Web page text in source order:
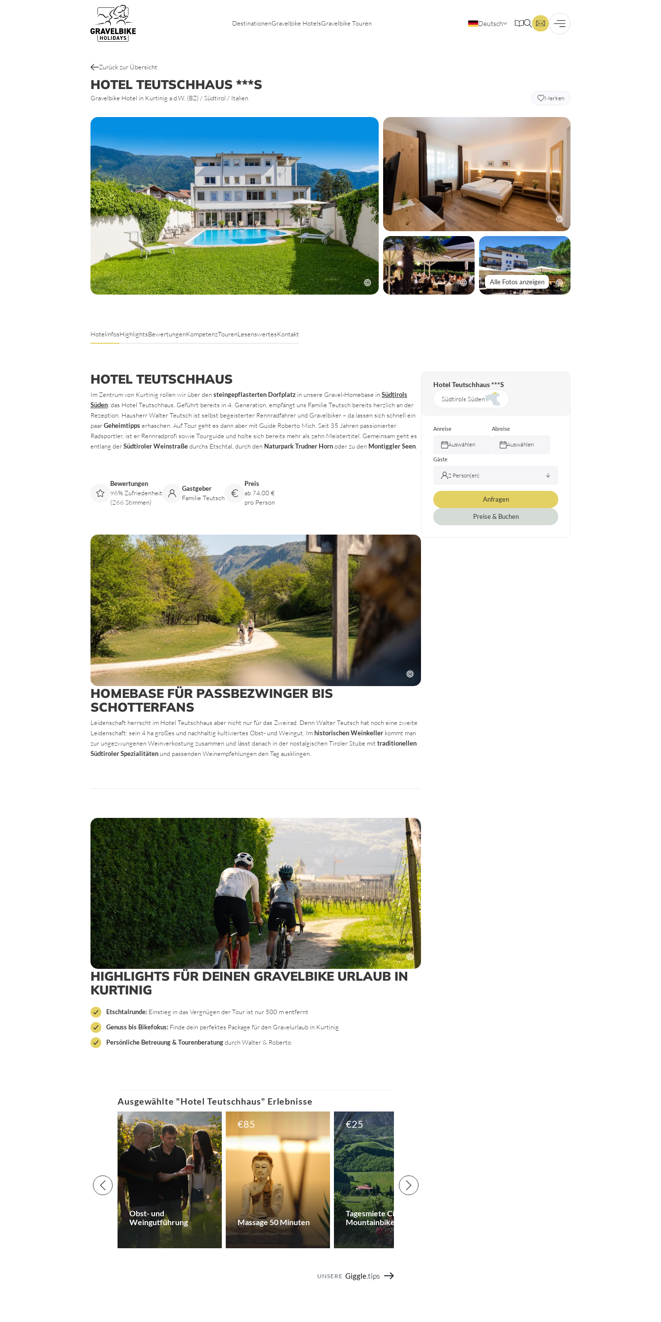
DestinationenGravelbike HotelsGravelbike Touren
Gravelbike Touren
Top Gravel Bike Routen & Strecken
Deutsch
Englisch
Zurück zur Übersicht
HOTEL TEUTSCHHAUS ***S
Gravelbike Hotel in Kurtinig a.d.W. (BZ) / Südtirol / Italien Merken
Alle Fotos anzeigen
HotelinfosHighlightsBewertungenKompetenzTourenLesenswertesKontakt
HOTEL TEUTSCHHAUS
Im Zentrum von Kurtinig rollen wir über densteingepflasterten Dorfplatz in unsere Gravel-Homebase inSüdtirols
Süden: das Hotel Teutschhaus. Geführt bereits in 4. Generation, empfängt uns Familie Teutsch bereits herzlich an der
Rezeption. Hausherr Walter Teutsch ist selbst begeisterter Rennradfahrer und Gravelbiker – da lassen sich schnell ein
paarGeheimtippserhaschen. Auf Tour geht es dann aber mit Guide Roberto Mich. Seit 35 Jahren passionierter
Radsportler, ist er Rennradprofi sowie Tourguide und holte sich bereits mehr als zehn Meistertitel. Gemeinsam geht es
entlang derSüdtiroler Weinstraßedurchs Etschtal, durch den Naturpark Trudner Hornoder zu den Montiggler Seen.
Bewertungen
96% Zufriedenheit
(266 Stimmen)
Gastgeber
Familie Teutsch
Preis
ab 74,00 €
pro Person
HOMEBASE FÜR PASSBEZWINGER BIS
SCHOTTERFANS
Leidenschaft herrscht im Hotel Teutschhaus aber nicht nur für das Zweirad. Denn Walter Teutsch hat noch eine zweite
Leidenschaft: sein 4 ha großes und nachhaltig kultiviertes Obst- und Weingut. Imhistorischen Weinkeller kommt man
zur ungezwungenen Weinverkostung zusammen und lässt danach in der nostalgischen Tiroler Stube mit traditionellen
Südtiroler Spezialitäten und passenden Weinempfehlungen den Tag ausklingen.
HIGHLIGHTS FÜR DEINEN GRAVELBIKE URLAUB IN
KURTINIG
Etschtalrunde: Einstieg in das Vergnügen der Tour ist nur 500 m entfernt
Genuss bis Bikefokus: Finde dein perfektes Package für den Gravelurlaub in Kurtinig
Persönliche Betreuung & Tourenberatungdurch Walter & Roberto
Ausgewählte "Hotel Teutschhaus" Erlebnisse
Obst- und
Weingutführung
€85
Massage 50 Minuten
€25
Tagesmiete City- oder
Mountainbike
UNSERE Giggle.tips
Hotel Teutschhaus ***S
Südtirols Süden
Anreise
Auswählen
Abreise
Auswählen
Gäste
2 Person(en)
Anfragen
Preise & Buchen